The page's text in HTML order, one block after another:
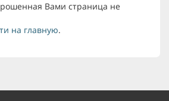
Вами страница не
на главную.